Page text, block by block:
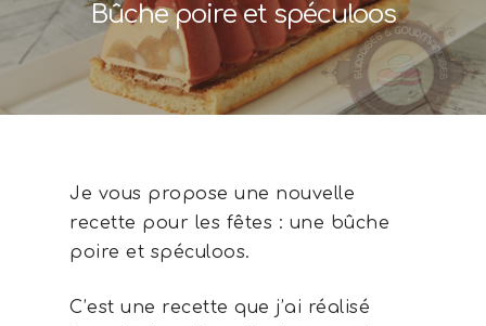
Bûche poire et spéculoos
Je vous propose une nouvelle
recette pour les fêtes : une bûche
poire et spéculoos.
C’est une recette que j’ai réalisé